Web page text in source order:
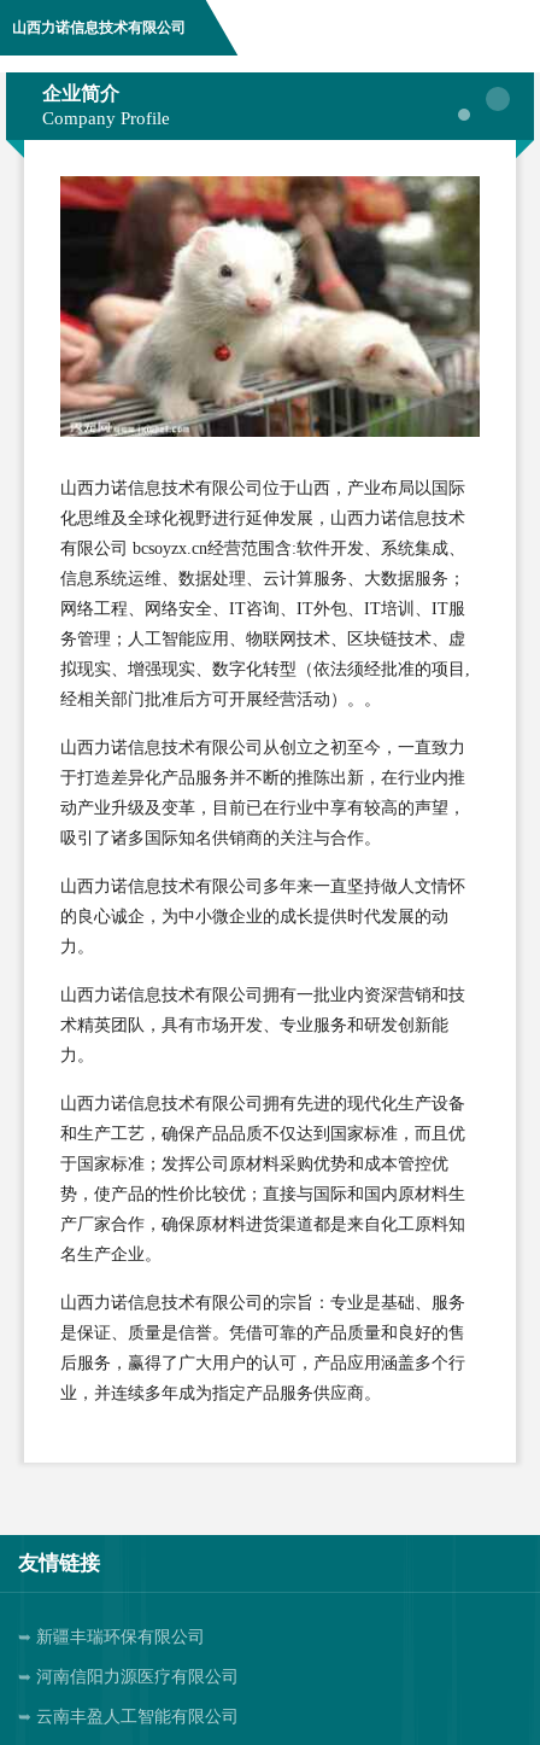
山西力诺信息技术有限公司
企业简介
Company Profile
山西力诺信息技术有限公司位于山西，产业布局以国际
化思维及全球化视野进行延伸发展，山西力诺信息技术
有限公司 bcsoyzx.cn经营范围含:软件开发、系统集成、
信息系统运维、数据处理、云计算服务、大数据服务；
网络工程、网络安全、IT咨询、IT外包、IT培训、IT服
务管理；人工智能应用、物联网技术、区块链技术、虚
拟现实、增强现实、数字化转型（依法须经批准的项目,
经相关部门批准后方可开展经营活动）。。
山西力诺信息技术有限公司从创立之初至今，一直致力
于打造差异化产品服务并不断的推陈出新，在行业内推
动产业升级及变革，目前已在行业中享有较高的声望，
吸引了诸多国际知名供销商的关注与合作。
山西力诺信息技术有限公司多年来一直坚持做人文情怀
的良心诚企，为中小微企业的成长提供时代发展的动
力。
山西力诺信息技术有限公司拥有一批业内资深营销和技
术精英团队，具有市场开发、专业服务和研发创新能
力。
山西力诺信息技术有限公司拥有先进的现代化生产设备
和生产工艺，确保产品品质不仅达到国家标准，而且优
于国家标准；发挥公司原材料采购优势和成本管控优
势，使产品的性价比较优；直接与国际和国内原材料生
产厂家合作，确保原材料进货渠道都是来自化工原料知
名生产企业。
山西力诺信息技术有限公司的宗旨：专业是基础、服务
是保证、质量是信誉。凭借可靠的产品质量和良好的售
后服务，赢得了广大用户的认可，产品应用涵盖多个行
业，并连续多年成为指定产品服务供应商。
友情链接
新疆丰瑞环保有限公司
河南信阳力源医疗有限公司
云南丰盈人工智能有限公司